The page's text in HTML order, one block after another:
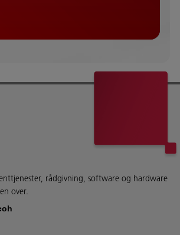
rådgivning, software og hardware
over.